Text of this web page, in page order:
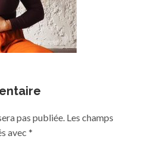
pas publiée. Les champs
avec *